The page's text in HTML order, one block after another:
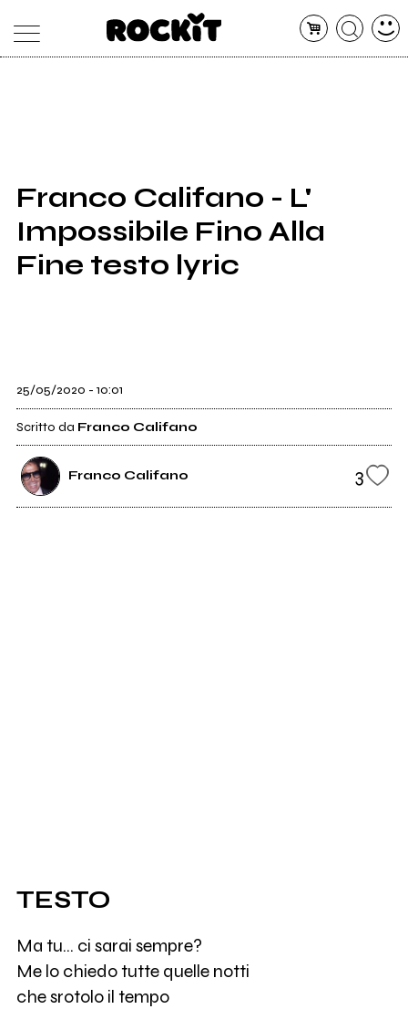
SHOP
RADIO
Franco Califano - L'
Impossibile Fino Alla
Fine testo lyric
25/05/2020 - 10:01
Scritto da Franco Califano
Franco Califano 3
TESTO
Ma tu... ci sarai sempre?
Me lo chiedo tutte quelle notti
che srotolo il tempo